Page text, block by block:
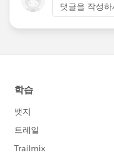
댓글을 작성